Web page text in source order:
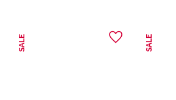
SALE SALE